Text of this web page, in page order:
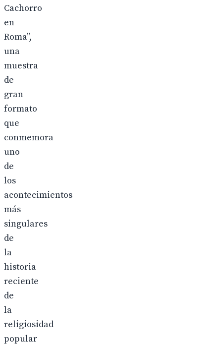
Cachorro
en
Roma”,
una
muestra
de
gran
formato
que
conmemora
uno
de
los
acontecimientos
más
singulares
de
la
historia
reciente
de
la
religiosidad
popular